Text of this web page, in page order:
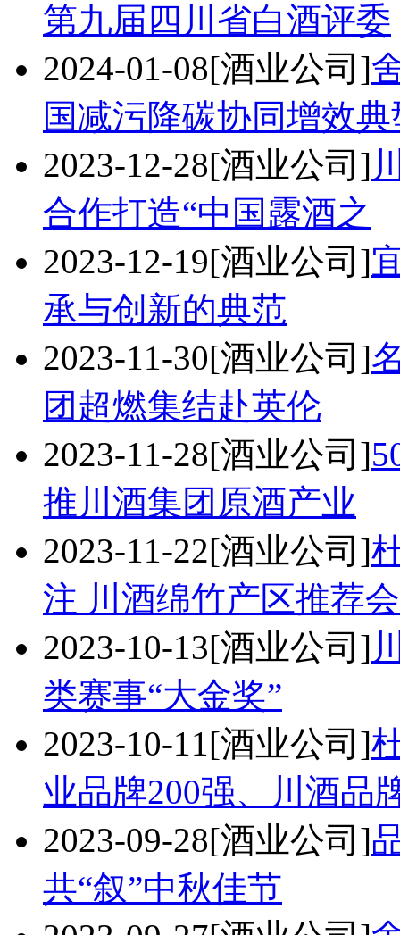
第九届四川省白酒评委
2024-01-08[酒业公司]
国减污降碳协同增效典
2023-12-28[酒业公司]
合作打造“中国露酒之
2023-12-19[酒业公司]
承与创新的典范
2023-11-30[酒业公司]
团超燃集结赴英伦
2023-11-28[酒业公司]
推川酒集团原酒产业
2023-11-22[酒业公司]
注 川酒绵竹产区推荐
2023-10-13[酒业公司]
类赛事“大金奖”
2023-10-11[酒业公司]
业品牌200强、川酒品
2023-09-28[酒业公司]
共“叙”中秋佳节